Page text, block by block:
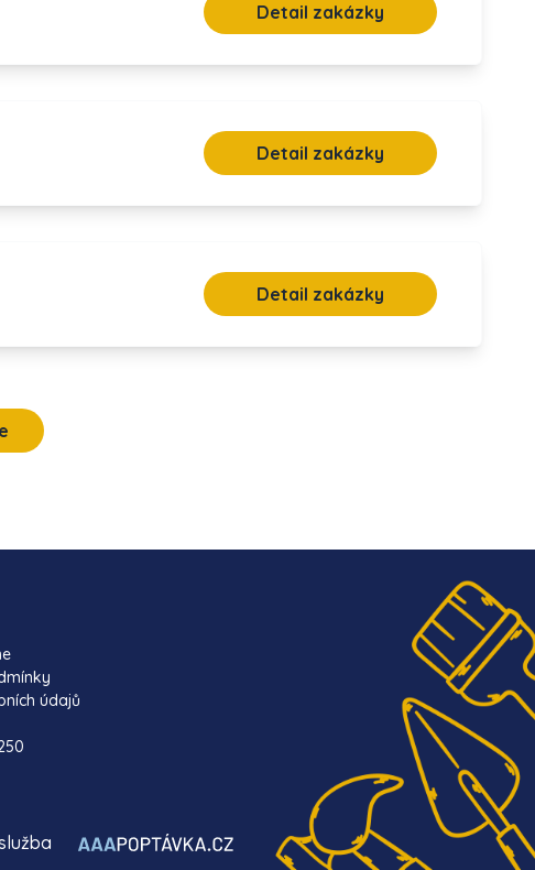
Detail zakázky
Detail zakázky
Detail zakázky
údajů